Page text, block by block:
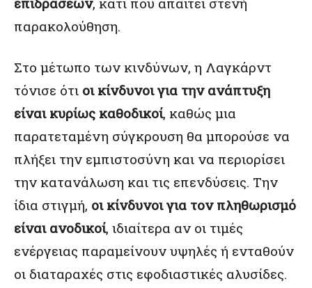
παρακολούθηση.
Στο μέτωπο των κινδύνων, η Λαγκάρντ
τόνισε ότι οι κίνδυνοι για την ανάπτυξη
είναι κυρίως καθοδικοί, καθώς μια
παρατεταμένη σύγκρουση θα μπορούσε να
πλήξει την εμπιστοσύνη και να περιορίσει
την κατανάλωση και τις επενδύσεις. Την
ίδια στιγμή, οι κίνδυνοι για τον πληθωρισμό
είναι ανοδικοί, ιδιαίτερα αν οι τιμές
ενέργειας παραμείνουν υψηλές ή ενταθούν
οι διαταραχές στις εφοδιαστικές αλυσίδες.